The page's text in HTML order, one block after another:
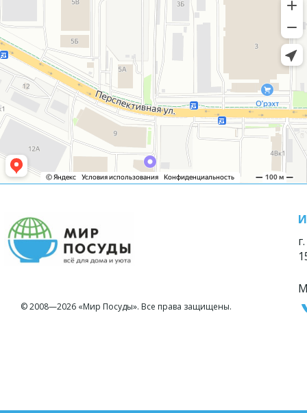
© 2008—2026 «Мир Посуды». Все права защищены.